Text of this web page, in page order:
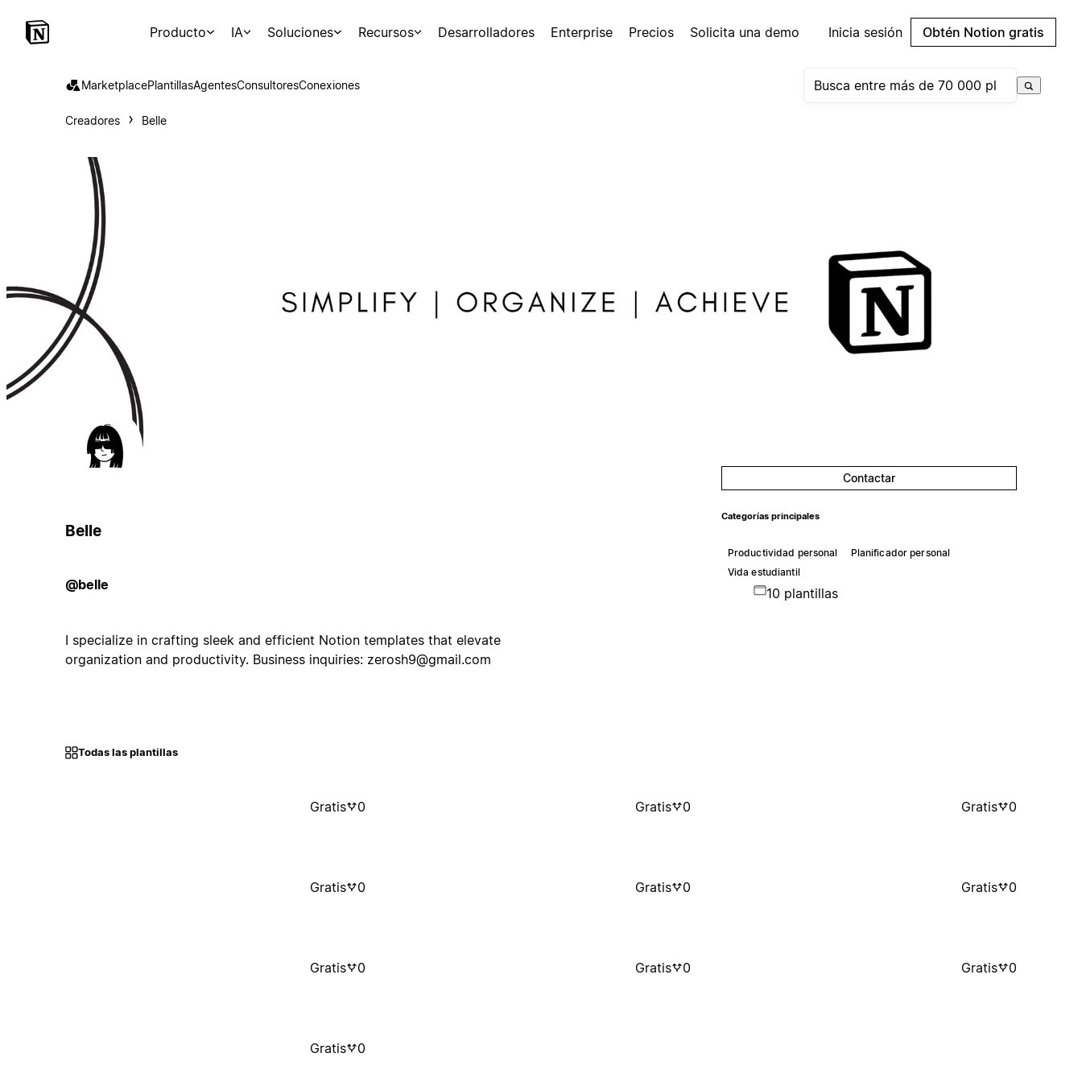
Producto IA Soluciones Recursos Desarrolladores Enterprise Precios Solicita una demo Inicia sesión Obtén Notion gratis
MarketplacePlantillasAgentesConsultoresConexiones
Creadores Belle
Belle
@belle
I specialize in crafting sleek and efficient Notion templates that elevate
organization and productivity. Business inquiries: zerosh9@gmail.com
Contactar
Categorías principales
Productividad personal
Planificador personal
Vida estudiantil
10 plantillas
Todas las plantillas
Gratis 0 Gratis 0 Gratis 0
Gratis 0 Gratis 0 Gratis 0
Gratis 0 Gratis 0 Gratis 0
Gratis 0